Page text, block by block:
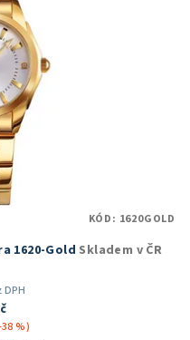
1620-Gold Skladem v ČR
DPH
%)
KÓD: 1620GOLD